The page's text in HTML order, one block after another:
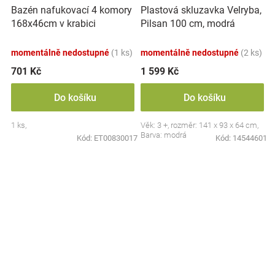
Bazén nafukovací 4 komory
168x46cm v krabici
momentálně nedostupné (1 ks)
701 Kč
Do košíku
1 ks,
Kód: ET00830017
Plastová skluzavka Velryba,
Pilsan 100 cm, modrá
momentálně nedostupné (2 ks)
1 599 Kč
Do košíku
Věk: 3 +, rozměr: 141 x 93 x 64 cm,
Barva: modrá
Kód: 14544601